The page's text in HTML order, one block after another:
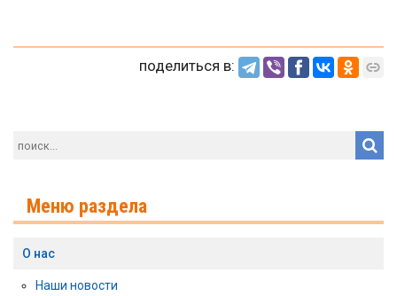
поделиться в:
Меню раздела
О нас
Наши новости